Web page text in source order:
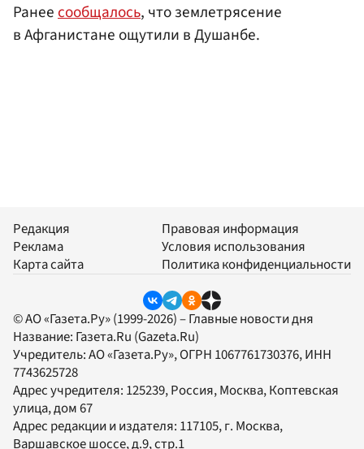
Ранеесообщалось, что землетрясение
в Афганистане ощутили в Душанбе.
Редакция
Реклама
Карта сайта
Правовая информация
Условия использования
Политика конфиденциальности
© АО «Газета.Ру» (1999-2026) – Главные новости дня
Название: Газета.Ru (Gazeta.Ru)
Учредитель:АО «Газета.Ру», ОГРН 1067761730376, ИНН
7743625728
Адрес учредителя: 125239, Россия, Москва, Коптевская
улица, дом 67
Адрес редакции и издателя: 117105, г. Москва,
Варшавское шоссе, д.9, стр.1